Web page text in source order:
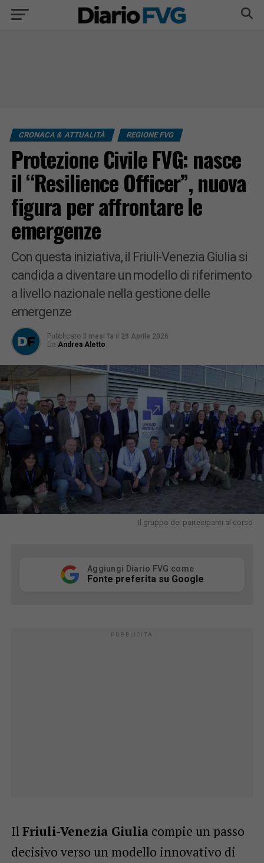
CRONACA & ATTUALITÀ REGIONE FVG
Protezione Civile FVG: nasce
il “Resilience Officer”, nuova
figura per affrontare le
emergenze
Con questa iniziativa, il Friuli-Venezia Giulia si
candida a diventare un modello di riferimento
a livello nazionale nella gestione delle
emergenze
Pubblicato 3 mesi fa il 28 Aprile 2026
Da Andrea Aletto
Il gruppo dei partecipanti al corso
Aggiungi Diario FVG come
Fonte preferita su Google
Il Friuli-Venezia Giuliacompie un passo
decisivo verso un modello innovativo di